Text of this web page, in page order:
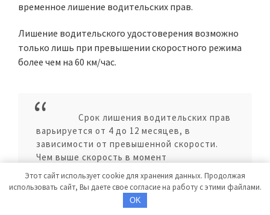
временное лишение водительских прав.
Лишение водительского удостоверения возможно
только лишь при превышении скоростного режима
более чем на 60 км/час.
Срок лишения водительских прав
варьируется от 4 до 12 месяцев, в
зависимости от превышенной скорости.
Чем выше скорость в момент
правонарушения, тем больший штраф
наложат на водителя.
Этот сайт использует cookie для хранения данных. Продолжая
использовать сайт, Вы даете свое согласие на работу с этими файлами.
OK